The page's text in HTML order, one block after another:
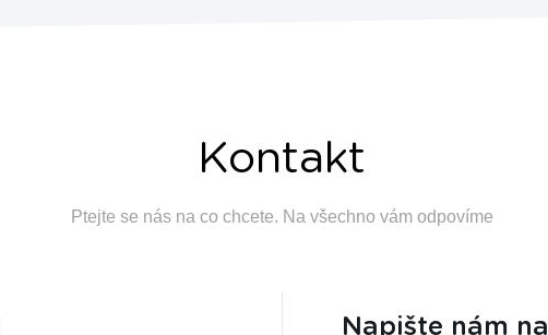
Kontakt
Ptejte se nás na co chcete. Na všechno vám odpovíme
Napište nám na